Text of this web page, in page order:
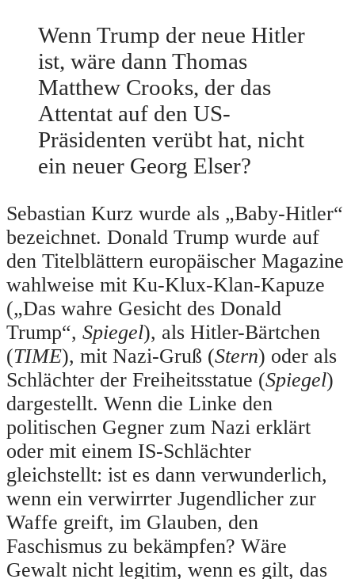
Wenn Trump der neue Hitler
ist, wäre dann Thomas
Matthew Crooks, der das
Attentat auf den US-
Präsidenten verübt hat, nicht
ein neuer Georg Elser?
Sebastian Kurz wurde als „Baby-Hitler“
bezeichnet. Donald Trump wurde auf
den Titelblättern europäischer Magazine
wahlweise mit Ku-Klux-Klan-Kapuze
(„Das wahre Gesicht des Donald
Trump“, Spiegel), als Hitler-Bärtchen
(TIME), mit Nazi-Gruß (Stern) oder als
Schlächter der Freiheitsstatue (Spiegel)
dargestellt. Wenn die Linke den
politischen Gegner zum Nazi erklärt
oder mit einem IS-Schlächter
gleichstellt: ist es dann verwunderlich,
wenn ein verwirrter Jugendlicher zur
Waffe greift, im Glauben, den
Faschismus zu bekämpfen? Wäre
Gewalt nicht legitim, wenn es gilt, das